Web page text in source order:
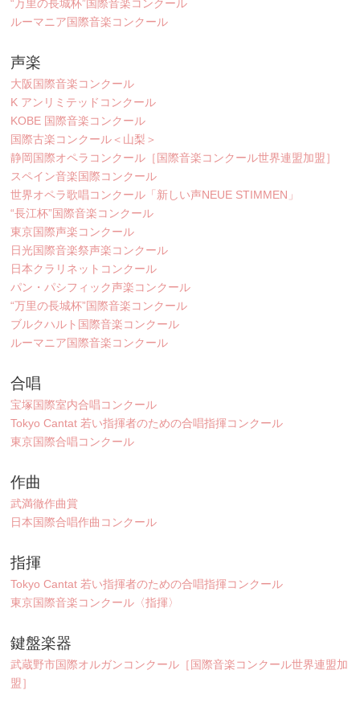
“万里の長城杯”国際音楽コンクール
ルーマニア国際音楽コンクール
声楽
大阪国際音楽コンクール
K アンリミテッドコンクール
KOBE 国際音楽コンクール
国際古楽コンクール＜山梨＞
静岡国際オペラコンクール［国際音楽コンクール世界連盟加盟］
スペイン音楽国際コンクール
世界オペラ歌唱コンクール「新しい声NEUE STIMMEN」
“長江杯”国際音楽コンクール
東京国際声楽コンクール
日光国際音楽祭声楽コンクール
日本クラリネットコンクール
パン・パシフィック声楽コンクール
“万里の長城杯”国際音楽コンクール
ブルクハルト国際音楽コンクール
ルーマニア国際音楽コンクール
合唱
宝塚国際室内合唱コンクール
Tokyo Cantat 若い指揮者のための合唱指揮コンクール
東京国際合唱コンクール
作曲
武満徹作曲賞
日本国際合唱作曲コンクール
指揮
Tokyo Cantat 若い指揮者のための合唱指揮コンクール
東京国際音楽コンクール〈指揮〉
鍵盤楽器
武蔵野市国際オルガンコンクール［国際音楽コンクール世界連盟加
盟］